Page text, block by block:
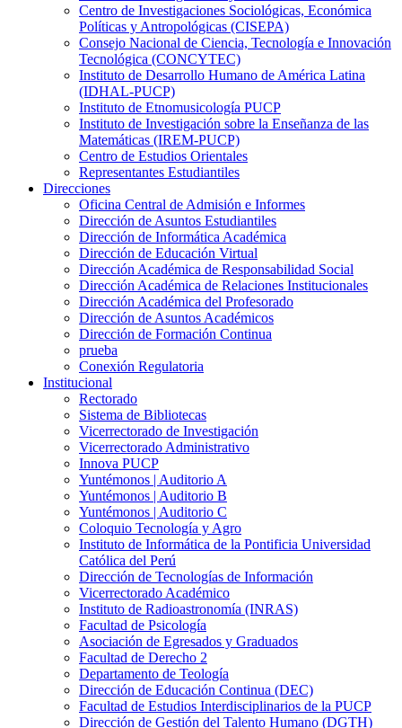
Centro de Investigaciones Sociológicas, Económica
Políticas y Antropológicas (CISEPA)
Consejo Nacional de Ciencia, Tecnología e Innovación
Tecnológica (CONCYTEC)
Instituto de Desarrollo Humano de América Latina
(IDHAL-PUCP)
Instituto de Etnomusicología PUCP
Instituto de Investigación sobre la Enseñanza de las
Matemáticas (IREM-PUCP)
Centro de Estudios Orientales
Representantes Estudiantiles
Direcciones
Oficina Central de Admisión e Informes
Dirección de Asuntos Estudiantiles
Dirección de Informática Académica
Dirección de Educación Virtual
Dirección Académica de Responsabilidad Social
Dirección Académica de Relaciones Institucionales
Dirección Académica del Profesorado
Dirección de Asuntos Académicos
Dirección de Formación Continua
prueba
Conexión Regulatoria
Institucional
Rectorado
Sistema de Bibliotecas
Vicerrectorado de Investigación
Vicerrectorado Administrativo
Innova PUCP
Yuntémonos | Auditorio A
Yuntémonos | Auditorio B
Yuntémonos | Auditorio C
Coloquio Tecnología y Agro
Instituto de Informática de la Pontificia Universidad
Católica del Perú
Dirección de Tecnologías de Información
Vicerrectorado Académico
Instituto de Radioastronomía (INRAS)
Facultad de Psicología
Asociación de Egresados y Graduados
Facultad de Derecho 2
Departamento de Teología
Dirección de Educación Continua (DEC)
Facultad de Estudios Interdisciplinarios de la PUCP
Dirección de Gestión del Talento Humano (DGTH)